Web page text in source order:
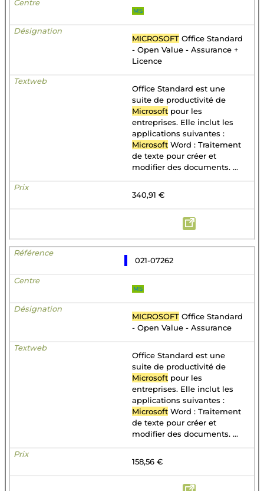
MS
MICROSOFT Office Standard
- Open Value - Assurance +
Licence
Office Standard est une
suite de productivité de
Microsoft pour les
entreprises. Elle inclut les
applications suivantes :
Microsoft Word : Traitement
de texte pour créer et
modifier des documents. ...
340,91 €
021-07262
MS
MICROSOFT Office Standard
- Open Value - Assurance
Office Standard est une
suite de productivité de
Microsoft pour les
entreprises. Elle inclut les
applications suivantes :
Microsoft Word : Traitement
de texte pour créer et
modifier des documents. ...
158,56 €